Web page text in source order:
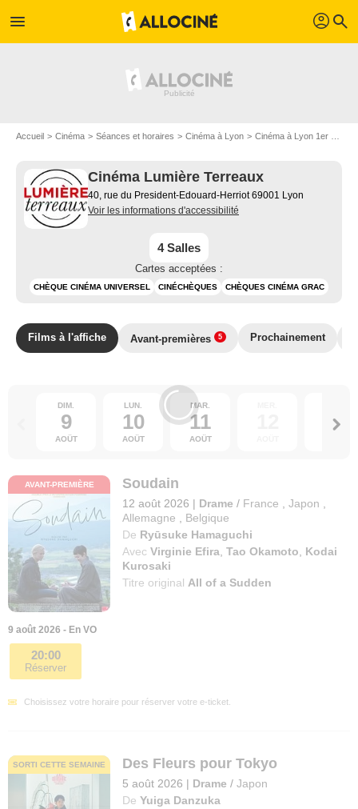
menu profil search
Accueil Cinéma Séances et horaires Cinéma à Lyon Cinéma à Lyon 1er arrondissement
Cinéma Lumière Terreaux
40, rue du President-Edouard-Herriot 69001 Lyon
Voir les informations d'accessibilité
4 Salles
Cartes acceptées :
CHÈQUE CINÉMA UNIVERSEL CINÉCHÈQUES CHÈQUES CINÉMA GRAC
Films à l'affiche Avant-premières 5 Prochainement
DIM.
9
AOÛT
LUN.
10
AOÛT
MAR.
11
AOÛT
13
AVANT-PREMIÈRE Soudain
12 août 2026 | Drame / France ,Japon
Allemagne
Belgique
De Ryūsuke Hamaguchi
Avec Virginie Efira ,Tao Okamoto
Kodai
Kurosaki
Titre original All of a Sudden
9 août 2026 - En VO
20:00
Réserver
Choisissez votre horaire pour réserver votre e-ticket.
SORTI CETTE SEMAINE Des Fleurs pour Tokyo
5 août 2026 | Drame / Japon
De Yuiga Danzuka